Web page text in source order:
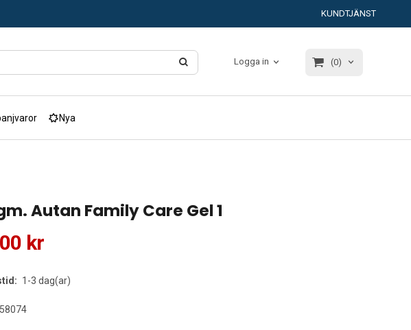
KUNDTJÄNST
Logga in (0)
Nya
Autan Family Care Gel 1
kr
1-3 dag(ar)